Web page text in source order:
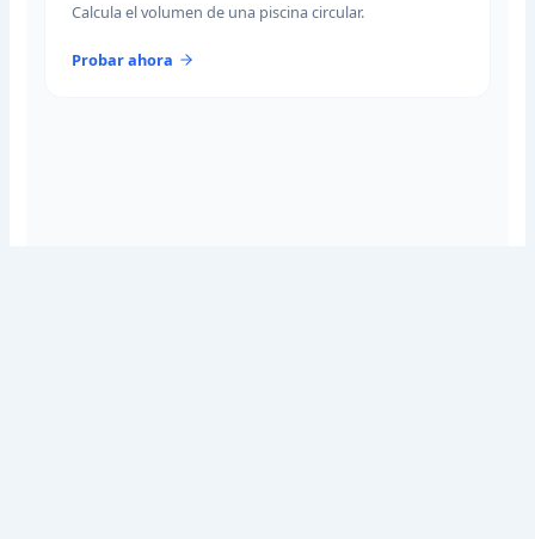
Calcula el volumen de una piscina circular.
Probar ahora